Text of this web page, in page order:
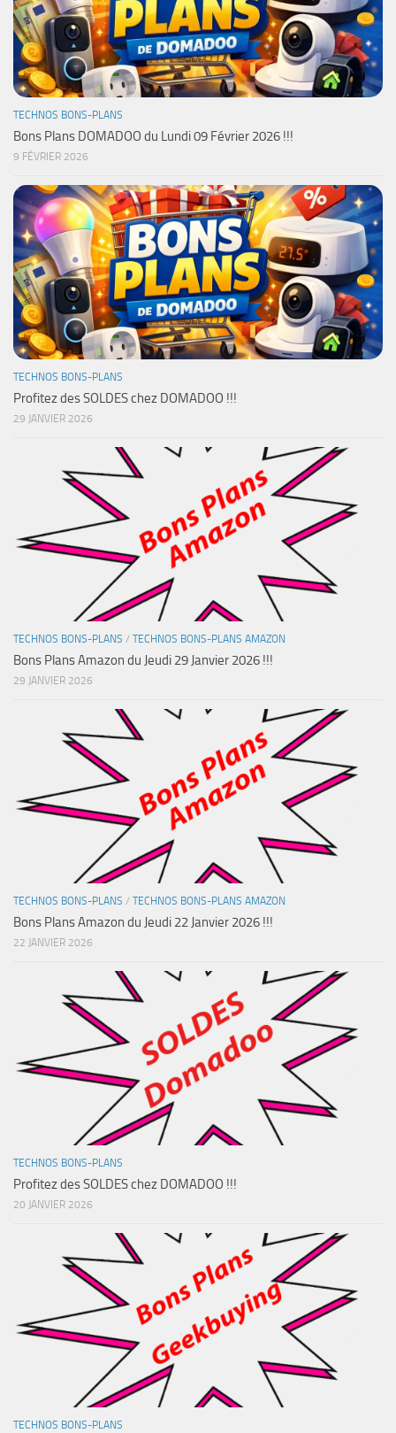
TECHNOS BONS-PLANS
Bons Plans DOMADOO du Lundi 09 Février 2026 !!!
9 FÉVRIER 2026
TECHNOS BONS-PLANS
Profitez des SOLDES chez DOMADOO !!!
29 JANVIER 2026
TECHNOS BONS-PLANS / TECHNOS BONS-PLANS AMAZON
Bons Plans Amazon du Jeudi 29 Janvier 2026 !!!
29 JANVIER 2026
TECHNOS BONS-PLANS / TECHNOS BONS-PLANS AMAZON
Bons Plans Amazon du Jeudi 22 Janvier 2026 !!!
22 JANVIER 2026
TECHNOS BONS-PLANS
Profitez des SOLDES chez DOMADOO !!!
20 JANVIER 2026
TECHNOS BONS-PLANS